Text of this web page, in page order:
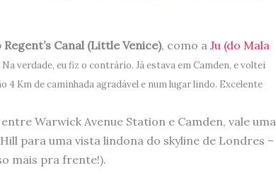
Canal (Little Venice), como a Ju (do Mala
Na verdade, eu fiz o contrário. Já estava em Camden, e voltei
4 Km de caminhada agradável e num lugar lindo. Excelente
Warwick Avenue Station e Camden, vale uma
para uma vista lindona do skyline de Londres –
mais pra frente!).